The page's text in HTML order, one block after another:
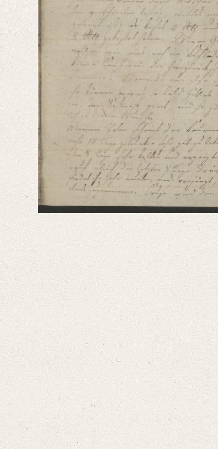
Dießmahl möchte wohl die Reihe an dich seyn, unzufrieden zu seyn
Language
German
Editors
Bamberg, Claudia